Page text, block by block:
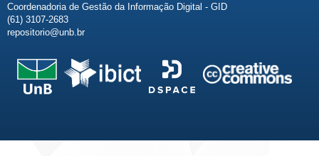
Coordenadoria de Gestão da Informação Digital - GID
(61) 3107-2683
repositorio@unb.br